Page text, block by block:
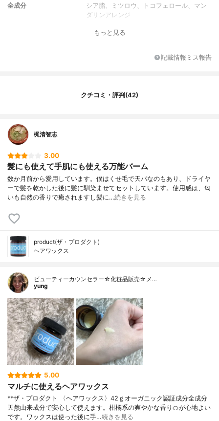
全成分
シア脂、ミツロウ、トコフェロール、マン
ダリンアレンジ
もっと見る
記載情報ミス報告
クチコミ・評判(42)
梶清智志
3.00
髪にも使えて手肌にも使える万能バーム
数か月前から愛用しています。僕はくせ毛で天パなのもあり、ドライヤ
ーで髪を乾かした後に髪に馴染ませてセットしています。使用感は、匂
いも自然の香りで癒されますし髪に…続きを見る
product(ザ・プロダクト)
ヘアワックス
ビューティーカウンセラー☆化粧品販売☆メ…
yung
5.00
マルチに使えるヘアワックス
**ザ・プロダクト 〈ヘアワックス〉42ｇオーガニック認証成分全成分
天然由来成分で安心して使えます。柑橘系の爽やかな香り🍊が心地よい
です。ワックスは使った後に手…続きを見る